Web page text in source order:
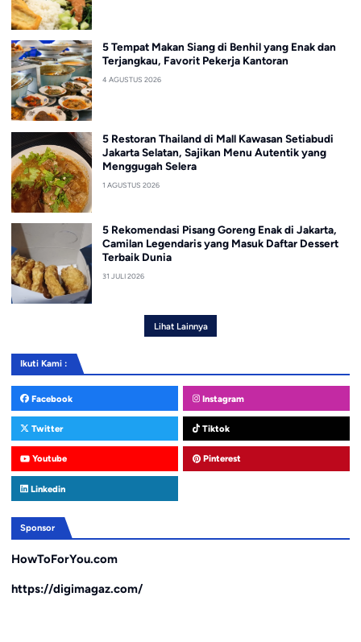
5 Tempat Makan Siang di Benhil yang Enak dan
Terjangkau, Favorit Pekerja Kantoran
4 AGUSTUS 2026
5 Restoran Thailand di Mall Kawasan Setiabudi
Jakarta Selatan, Sajikan Menu Autentik yang
Menggugah Selera
1 AGUSTUS 2026
5 Rekomendasi Pisang Goreng Enak di Jakarta,
Camilan Legendaris yang Masuk Daftar Dessert
Terbaik Dunia
31 JULI 2026
Lihat Lainnya
Ikuti Kami :
Facebook Instagram
Twitter Tiktok
Youtube Pinterest
Linkedin
Sponsor
HowToForYou.com
https://digimagaz.com/